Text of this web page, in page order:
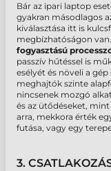
Bár az ipari laptop
gyakran másodlagos
kiválasztása itt is
megbízhatóságon
fogyasztású
passzív hűtéssel is
esélyét és növeli a
meghajtók szinte
nincsenek mozgó
és az ütődéseket,
arra, mekkora érték
futása, vagy egy
3.